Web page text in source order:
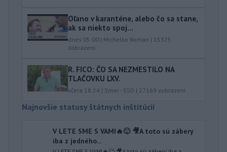
Oľano v karanténe, alebo čo sa stane,
ak sa niekto spoj...
dnes 05:00 | Michelko Roman | 15375
zobrazení
R. FICO: ČO SA NEZMESTILO NA
TLAČOVKU LXV.
včera 18:24 | Smer - SSD | 27169 zobrazení
Najnovšie statusy štátnych inštitúcií
V LETE SME S VAMI🔥🙂 🎥A toto sú zábery
iba z jedného...